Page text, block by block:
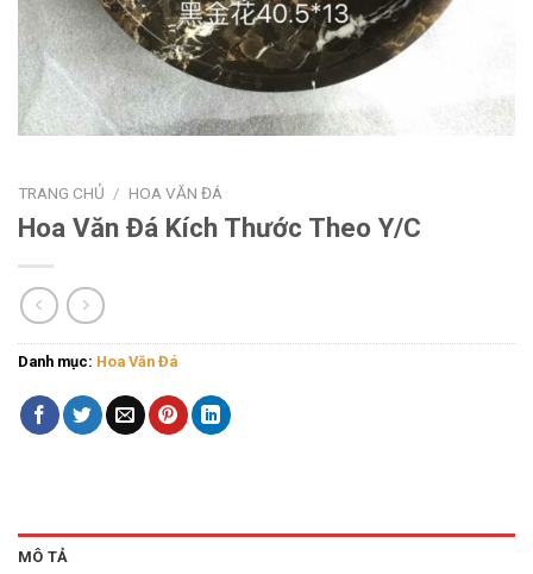
TRANG CHỦ / HOA VĂN ĐÁ
Hoa Văn Đá Kích Thước Theo Y/C
Danh mục: Hoa Văn Đá
MÔ TẢ